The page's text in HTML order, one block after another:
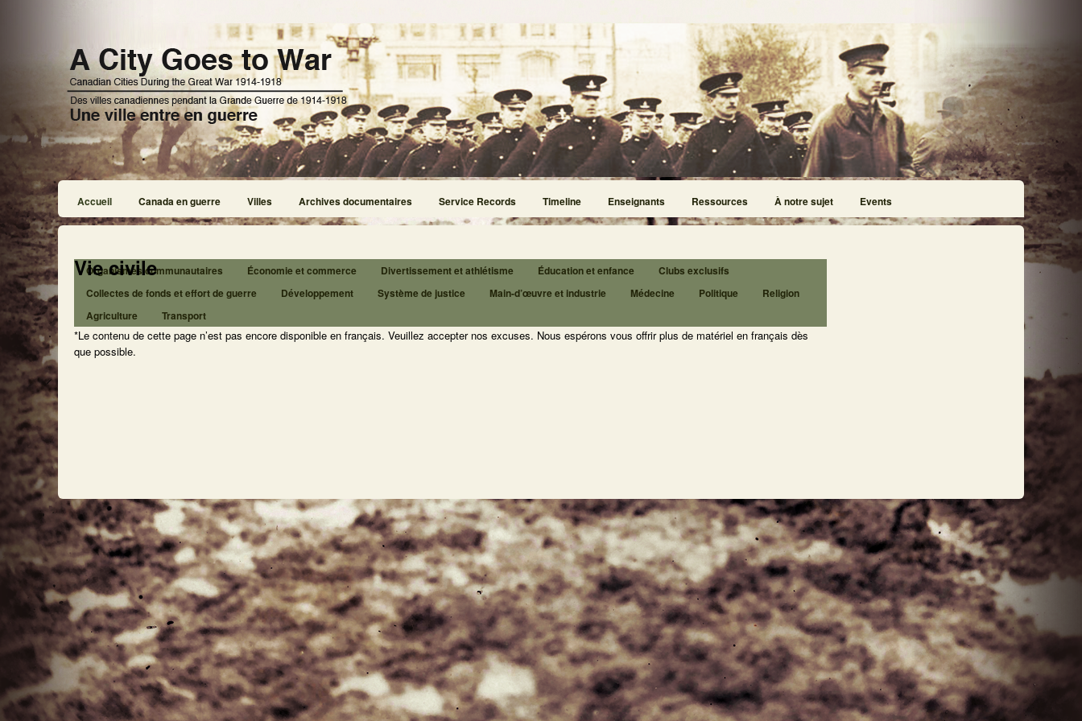
Accueil Canada en guerre Villes Archives documentaires Service Records Timeline Enseignants Ressources À notre sujet Events
Vie civile
Organismes communautaires Économie et commerce Divertissement et athlétisme Éducation et enfance
Clubs exclusifs
Collectes de fonds et effort de guerre
Développement Système de justice Main-d’œuvre et industrie Médecine Politique
Religion
Agriculture
Transport
*Le contenu de cette page n’est pas encore disponible en français. Veuillez accepter nos excuses. Nous espérons vous offrir plus de matériel en français dès
que possible.